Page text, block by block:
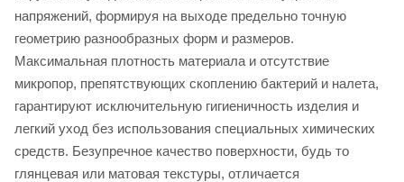
напряжений, формируя на выходе предельно точную
геометрию разнообразных форм и размеров.
Максимальная плотность материала и отсутствие
микропор, препятствующих скоплению бактерий и налета,
гарантируют исключительную гигиеничность изделия и
легкий уход без использования специальных химических
средств. Безупречное качество поверхности, будь то
глянцевая или матовая текстуры, отличается